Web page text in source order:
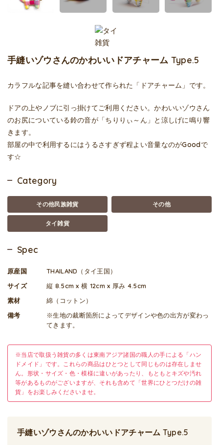
手縫いゾウさんのかわいいドアチャーム Type.5
カラフルな記事を縫い合わせて作られた「ドアチャーム」です。
ドアの上やノブに引っ掛けてご利用ください。かわいいゾウさん
のお尻についている鈴の音が「ちりりぃ～ん」と涼しげに鳴り響
きます。
部屋の中で利用するにはうるさすぎず程よい音量なのがGoodで
す☆
Category
その他民族雑貨 その他
タイ雑貨
Spec
原産国
THAILAND（タイ王国）
サイズ
縦 8.5cm x 横 12cm x 厚み 4.5cm
素材
綿（コットン）
備考
※生地の裁断箇所によってデザインや色の出方が変わっ
てきます。
※当店で取扱う雑貨の多くは東南アジア諸国の職人の手による「ハン
ドメイド」です。これらの商品はひとつとして同じものは存在しませ
ん。形状・サイズ・色・模様に違いがあったり、もともとキズや汚れ
等があるものがございますが、それも含めて「世界にひとつだけの雑
貨」をお楽しみくださいませ。
手縫いゾウさんのかわいいドアチャーム Type.5